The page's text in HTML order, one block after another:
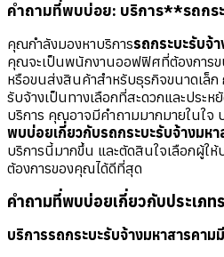
คำถามที่พบบ่อย: บริการ**รถกร
คุณกำลังมองหาบริการรถกระบะรับจ้
คุณจะเป็นพนักงานออฟฟิศที่ต้องการข
หรือขนส่งสินค้าสำหรับธุรกิจขนาดเล็ก
รับจ้างเป็นทางเลือกที่สะดวกและประห
บริการ คุณอาจมีคำถามมากมายในใจ
พบบ่อยเกี่ยวกับรถกระบะรับจ้างมหา
บริการนี้มากขึ้น และตัดสินใจเลือกผู้ใ
ต้องการของคุณได้ดีที่สุด
คำถามที่พบบ่อยเกี่ยวกับประเภท
บริการรถกระบะรับจ้างมหาสารคาม